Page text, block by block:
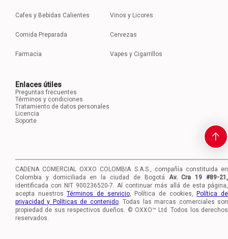
Cafes y Bebidas Calientes
Comida Preparada
Farmacia
Vinos y Licores
Cervezas
Vapes y Cigarrillos
Enlaces útiles
Preguntas frecuentes
Términos y condiciones
Tratamiento de datos personales
Licencia
Soporte
CADENA COMERCIAL OXXO COLOMBIA S.A.S., compañía constituida en
Colombia y domiciliada en la ciudad de Bogotá
Av. Cra 19 #89-21,
identificada con NIT 900236520-7. Al continuar más allá de esta página,
acepta nuestrosTérminos de servicio, Política de cookies,Política de
privacidad y Políticas de contenido. Todas las marcas comerciales son
propiedad de sus respectivos dueños. © OXXO™ Ltd. Todos los derechos
reservados.